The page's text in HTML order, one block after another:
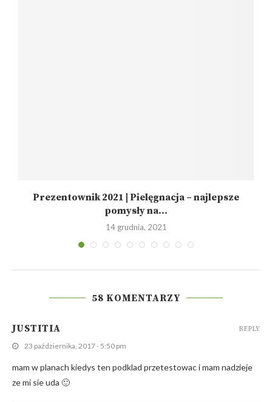
Prezentownik 2021 | Pielęgnacja – najlepsze
pomysły na...
14 grudnia, 2021
58 KOMENTARZY
JUSTITIA
23 października, 2017 - 5:50 pm
mam w planach kiedys ten podklad przetestowac i mam nadzieje
ze mi sie uda 🙂
REPLY